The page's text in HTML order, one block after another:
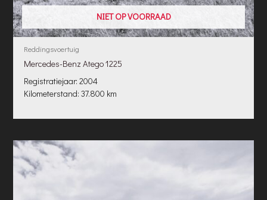
NIET OP VOORRAAD
Reddingsvoertuig
Mercedes-Benz Atego 1225
Registratiejaar: 2004
Kilometerstand: 37.800 km